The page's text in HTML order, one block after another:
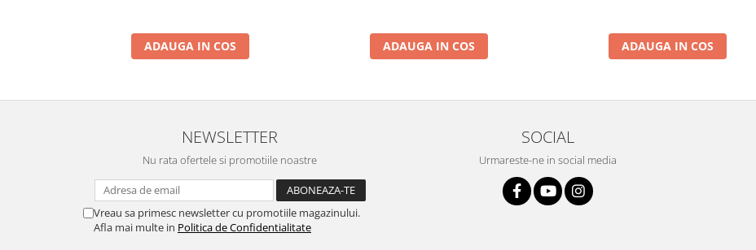
ADAUGA IN COS ADAUGA IN COS ADAUGA IN COS
NEWSLETTER
Nu rata ofertele si promotiile noastre
Vreau sa primesc newsletter cu promotiile magazinului.
Afla mai multe in Politica de Confidentialitate
SOCIAL
Urmareste-ne in social media